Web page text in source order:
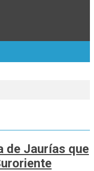
de Jaurías que